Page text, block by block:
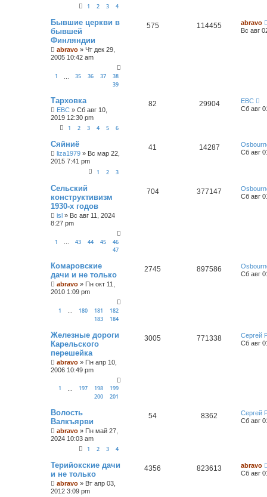
1 2 3 4
Бывшие церкви в
бывшей
Финляндии
abravo » Чт дек 29,
2005 10:42 am
1 35 36 37
38
39
575 114455
abravo
Вс авг
Тарховка
ЕВС » Сб авг 10,
2019 12:30 pm
1 2 3 4 5 6
82 29904
ЕВС
Сб авг
Сяйниё
liza1979 » Вс мар 22,
2015 7:41 pm
1 2 3
41 14287
Сб авг
Сельский
конструктивизм
1930-х годов
isl » Вс авг 11, 2024
8:27 pm
1 … 43 44 45
46
47
704 377147
Сб авг
Комаровские
дачи и не только
abravo » Пн окт 11,
2010 1:09 pm
1 … 180 181
182
183
184
2745 897586
Сб авг
Железные дороги
Карельского
перешейка
abravo » Пн апр 10,
2006 10:49 pm
1 197 198
199
200
201
3005 771338
Сергей
Сб авг
Волость
Валкъярви
abravo » Пн май 27,
2024 10:03 am
1 2 3 4
54 8362
Сергей
Сб авг
Терийокские дачи
и не только
abravo » Вт апр 03,
2012 3:09 pm
4356 823613
abravo
Сб авг